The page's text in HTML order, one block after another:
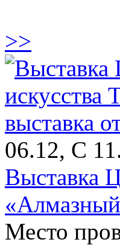
>>
06.12, С
Выставка
Место